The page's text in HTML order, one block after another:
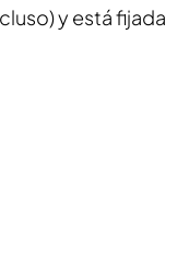
y está fijada